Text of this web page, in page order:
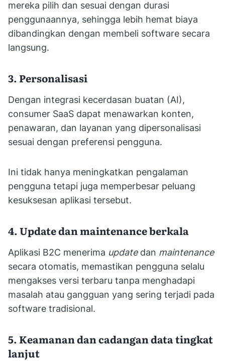
mereka pilih dan sesuai dengan durasi
penggunaannya, sehingga lebih hemat biaya
dibandingkan dengan membeli software secara
langsung.
3. Personalisasi
Dengan integrasi kecerdasan buatan (AI),
consumer SaaS dapat menawarkan konten,
penawaran, dan layanan yang dipersonalisasi
sesuai dengan preferensi pengguna.
Ini tidak hanya meningkatkan pengalaman
pengguna tetapi juga memperbesar peluang
kesuksesan aplikasi tersebut.
4. Update dan maintenance berkala
Aplikasi B2C menerima update dan maintenance
secara otomatis, memastikan pengguna selalu
mengakses versi terbaru tanpa menghadapi
masalah atau gangguan yang sering terjadi pada
software tradisional.
5. Keamanan dan cadangan data tingkat
lanjut